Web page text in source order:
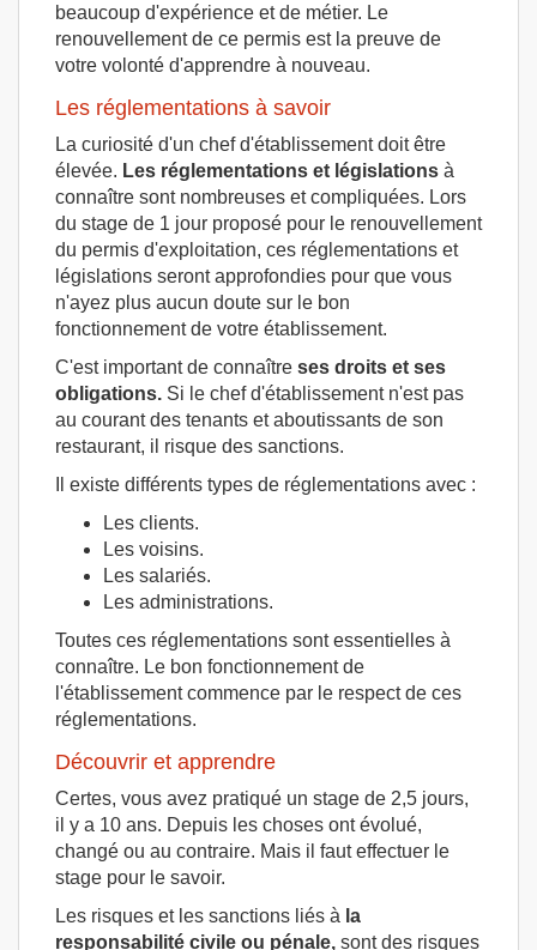
beaucoup d'expérience et de métier. Le
renouvellement de ce permis est la preuve de
votre volonté d'apprendre à nouveau.
Les réglementations à savoir
La curiosité d'un chef d'établissement doit être
élevée. Les réglementations et législations à
connaître sont nombreuses et compliquées. Lors
du stage de 1 jour proposé pour le renouvellement
du permis d'exploitation, ces réglementations et
législations seront approfondies pour que vous
n'ayez plus aucun doute sur le bon
fonctionnement de votre établissement.
C'est important de connaître ses droits et ses
obligations. Si le chef d'établissement n'est pas
au courant des tenants et aboutissants de son
restaurant, il risque des sanctions.
Il existe différents types de réglementations avec :
Les clients.
Les voisins.
Les salariés.
Les administrations.
Toutes ces réglementations sont essentielles à
connaître. Le bon fonctionnement de
l'établissement commence par le respect de ces
réglementations.
Découvrir et apprendre
Certes, vous avez pratiqué un stage de 2,5 jours,
il y a 10 ans. Depuis les choses ont évolué,
changé ou au contraire. Mais il faut effectuer le
stage pour le savoir.
Les risques et les sanctions liés à la
responsabilité civile ou pénale, sont des risques